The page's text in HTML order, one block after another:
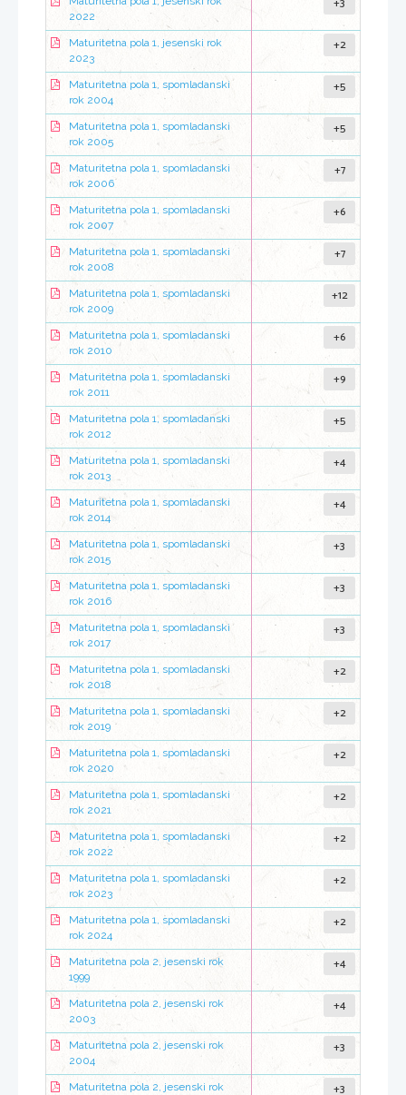
2022
Maturitetna pola 1, jesenski rok
2023
+2
Maturitetna pola 1, spomladanski
rok 2004
+5
Maturitetna pola 1, spomladanski
rok 2005
+5
Maturitetna pola 1, spomladanski
rok 2006
+7
Maturitetna pola 1, spomladanski
rok 2007
+6
Maturitetna pola 1, spomladanski
rok 2008
+7
Maturitetna pola 1, spomladanski
rok 2009
+12
Maturitetna pola 1, spomladanski
rok 2010
+6
Maturitetna pola 1, spomladanski
rok 2011
+9
Maturitetna pola 1, spomladanski
rok 2012
+5
Maturitetna pola 1, spomladanski
rok 2013
+4
Maturitetna pola 1, spomladanski
rok 2014
+4
Maturitetna pola 1, spomladanski
rok 2015
+3
Maturitetna pola 1, spomladanski
rok 2016
+3
Maturitetna pola 1, spomladanski
rok 2017
+3
Maturitetna pola 1, spomladanski
rok 2018
+2
Maturitetna pola 1, spomladanski
rok 2019
+2
Maturitetna pola 1, spomladanski
rok 2020
+2
Maturitetna pola 1, spomladanski
rok 2021
+2
Maturitetna pola 1, spomladanski
rok 2022
+2
Maturitetna pola 1, spomladanski
rok 2023
+2
Maturitetna pola 1, spomladanski
rok 2024
+2
Maturitetna pola 2, jesenski rok
1999
+4
Maturitetna pola 2, jesenski rok
2003
+4
Maturitetna pola 2, jesenski rok
2004
+3
Maturitetna pola 2, jesenski rok +3